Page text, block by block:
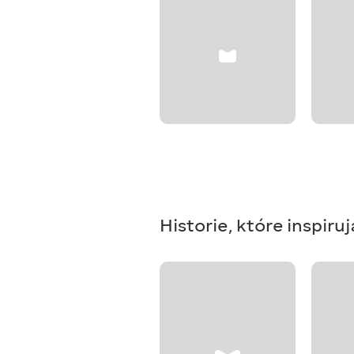
Historie, które